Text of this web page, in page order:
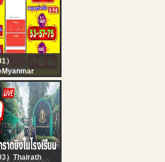
）
RESULT | 4:30
08-2026
）Thairath